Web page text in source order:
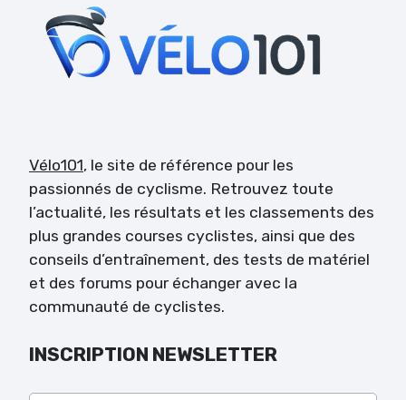
Vélo101, le site de référence pour les
passionnés de cyclisme. Retrouvez toute
l’actualité, les résultats et les classements des
plus grandes courses cyclistes, ainsi que des
conseils d’entraînement, des tests de matériel
et des forums pour échanger avec la
communauté de cyclistes.
INSCRIPTION NEWSLETTER